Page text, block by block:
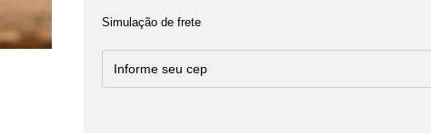
Simulação de frete